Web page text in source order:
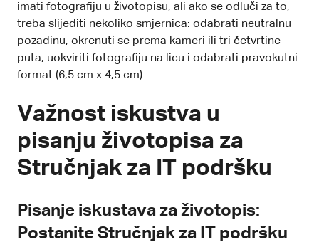
imati fotografiju u životopisu, ali ako se odluči za to,
treba slijediti nekoliko smjernica: odabrati neutralnu
pozadinu, okrenuti se prema kameri ili tri četvrtine
puta, uokviriti fotografiju na licu i odabrati pravokutni
format (6,5 cm x 4,5 cm).
Važnost iskustva u
pisanju životopisa za
Stručnjak za IT podršku
Pisanje iskustava za životopis:
Postanite Stručnjak za IT podršku